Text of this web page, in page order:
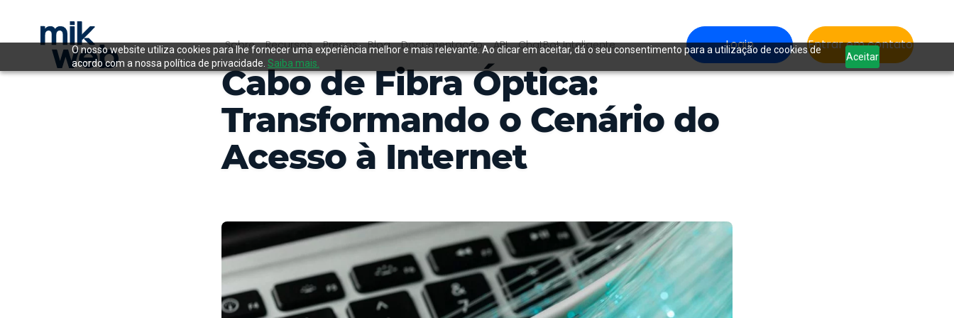
O nosso website utiliza cookies para lhe fornecer uma experiência melhor e mais relevante. Ao clicar em aceitar, dá o seu consentimento para a utilização de cookies de
acordo com a nossa política de privacidade. Saiba mais.
Aceitar
Sobre Recursos Preços Blog Documentação API ChatBot Inteligente Login Entrar em contato
Cabo de Fibra Óptica:
Transformando o Cenário do
Acesso à Internet